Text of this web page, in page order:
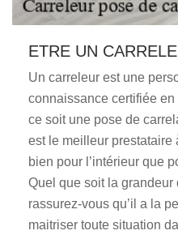
ETRE UN
Un carreleur est une
connaissance certifiée
ce soit une pose de
est le meilleur prestataire
bien pour l’intérieur que
Quel que soit la grandeur
rassurez-vous qu’il a la
maitriser toute situation